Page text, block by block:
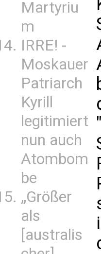
Martyriu
m
IRRE! -
Moskauer
Patriarch
Kyrill
legitimiert
nun auch
Atombom
be
„Größer
als
[australis